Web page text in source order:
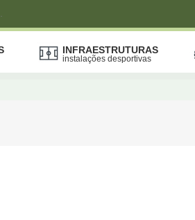
INFRAESTRUTURAS
instalações desportivas